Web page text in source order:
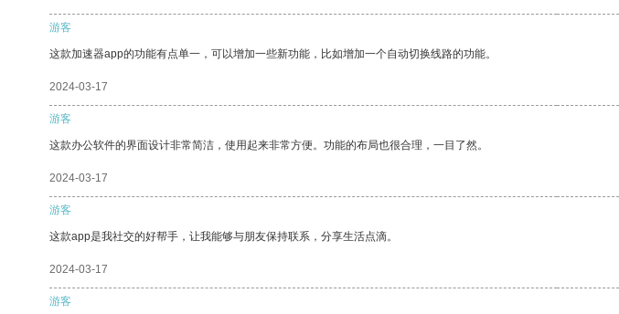
游客
这款加速器app的功能有点单一，可以增加一些新功能，比如增加一个自动切换线路的功能。
2024-03-17
游客
这款办公软件的界面设计非常简洁，使用起来非常方便。功能的布局也很合理，一目了然。
2024-03-17
游客
这款app是我社交的好帮手，让我能够与朋友保持联系，分享生活点滴。
2024-03-17
游客